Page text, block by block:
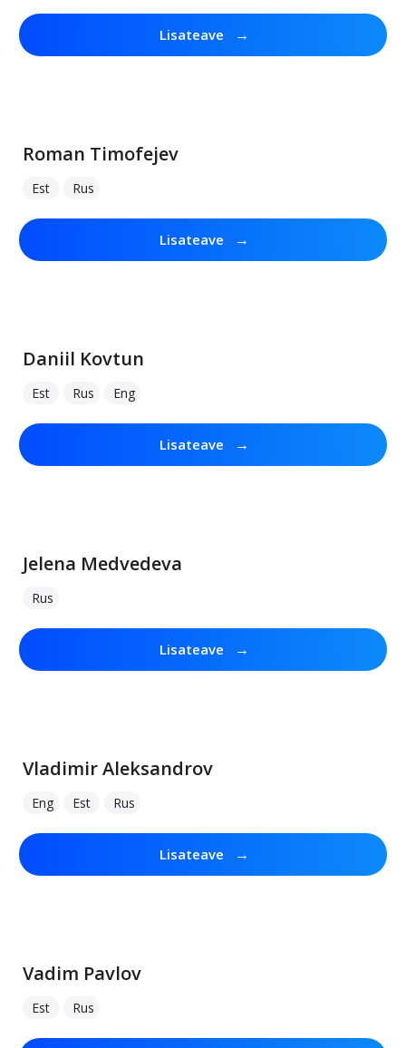
Lisateave →
Roman Timofejev
Est Rus
Lisateave →
Daniil Kovtun
Est Rus Eng
Lisateave →
Jelena Medvedeva
Rus
Lisateave →
Vladimir Aleksandrov
Eng Est Rus
Lisateave →
Vadim Pavlov
Est Rus